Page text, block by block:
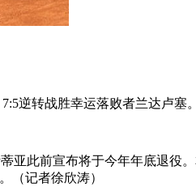
逆转战胜幸运落败者兰达卢塞
亚此前宣布将于今年年底退
（记者徐欣涛）